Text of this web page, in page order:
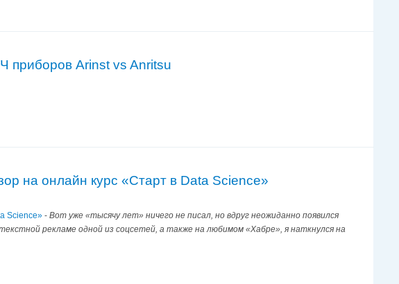
приборов Arinst vs Anritsu
на онлайн курс «Старт в Data Science»
Science» - Вот уже «тысячу лет» ничего не писал, но вдруг неожиданно появился
рекламе одной из соцсетей, а также на любимом «Хабре», я наткнулся на